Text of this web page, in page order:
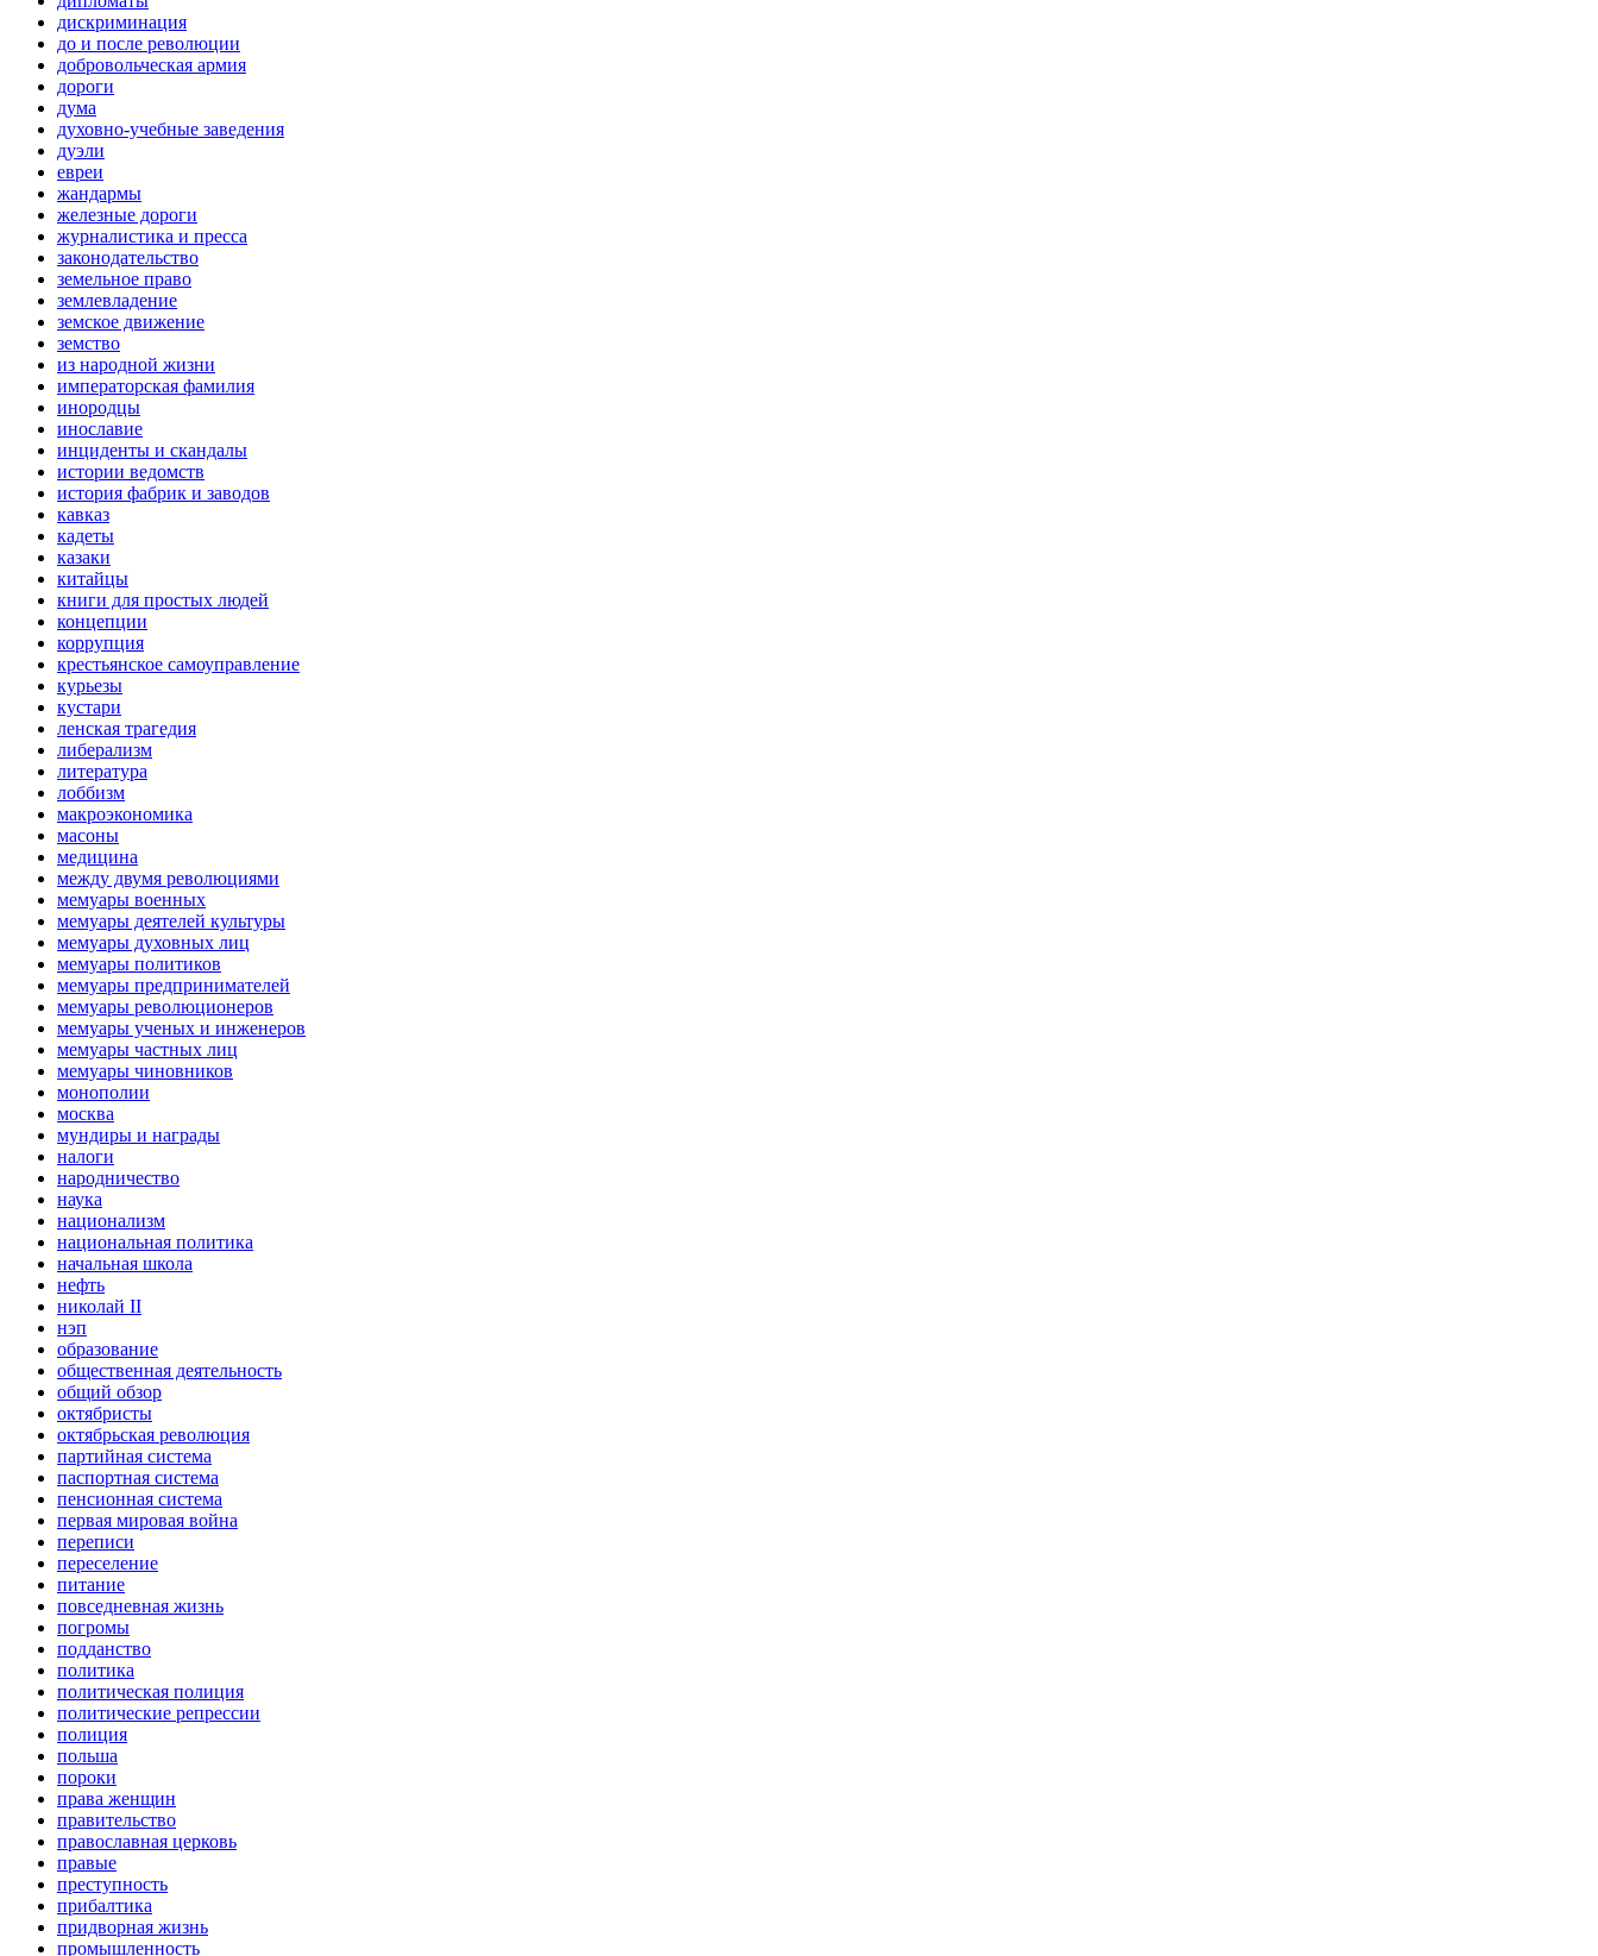
дискриминация
до и после революции
добровольческая армия
дороги
дума
духовно-учебные заведения
дуэли
евреи
жандармы
железные дороги
журналистика и пресса
законодательство
земельное право
землевладение
земское движение
земство
из народной жизни
императорская фамилия
инородцы
инославие
инциденты и скандалы
истории ведомств
история фабрик и заводов
кавказ
кадеты
казаки
китайцы
книги для простых людей
концепции
коррупция
крестьянское самоуправление
курьезы
кустари
ленская трагедия
либерализм
литература
лоббизм
макроэкономика
масоны
медицина
между двумя революциями
мемуары военных
мемуары деятелей культуры
мемуары духовных лиц
мемуары политиков
мемуары предпринимателей
мемуары революционеров
мемуары ученых и инженеров
мемуары частных лиц
мемуары чиновников
монополии
москва
мундиры и награды
налоги
народничество
наука
национализм
национальная политика
начальная школа
нефть
николай II
нэп
образование
общественная деятельность
общий обзор
октябристы
октябрьская революция
партийная система
паспортная система
пенсионная система
первая мировая война
переписи
переселение
питание
повседневная жизнь
погромы
подданство
политика
политическая полиция
политические репрессии
полиция
польша
пороки
права женщин
правительство
православная церковь
правые
преступность
прибалтика
придворная жизнь
промышленность